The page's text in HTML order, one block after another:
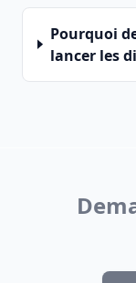
Pourquoi
lancer les